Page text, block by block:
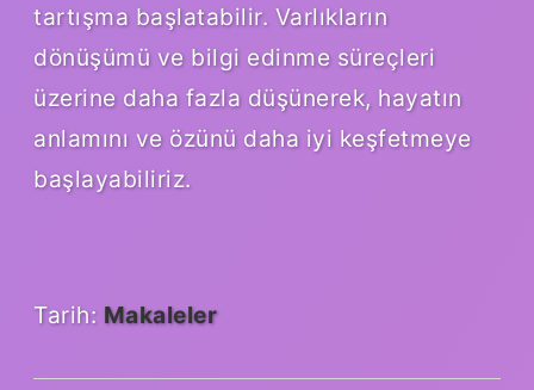
tartışma başlatabilir. Varlıkların
dönüşümü ve bilgi edinme süreçleri
üzerine daha fazla düşünerek, hayatın
anlamını ve özünü daha iyi keşfetmeye
başlayabiliriz.
Tarih: Makaleler